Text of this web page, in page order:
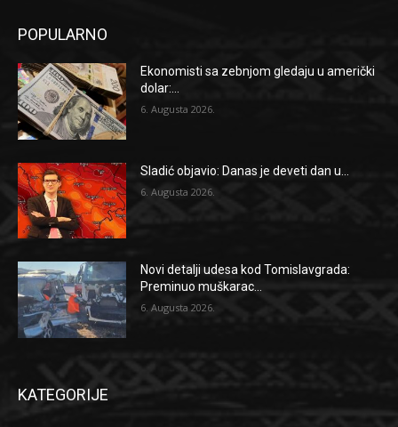
POPULARNO
Ekonomisti sa zebnjom gledaju u američki
dolar:...
6. Augusta 2026.
Sladić objavio: Danas je deveti dan u...
6. Augusta 2026.
Novi detalji udesa kod Tomislavgrada:
Preminuo muškarac...
6. Augusta 2026.
KATEGORIJE